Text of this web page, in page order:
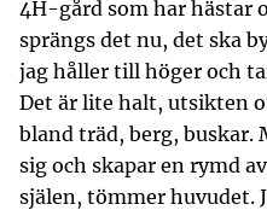
4H-gård som har hästar
sprängs det nu, det ska
jag håller till höger och
Det är lite halt, utsikten
bland träd, berg, buskar.
sig och skapar en rymd
själen, tömmer huvudet.